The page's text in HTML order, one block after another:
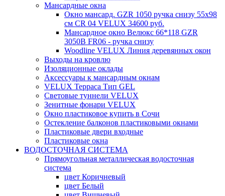
Мансардные окна
Окно мансард. GZR 1050 ручка снизу 55х98
см CR 04 VELUX 34600 руб.
Мансардное окно Велюкс 66*118 GZR
3050B FR06 - ручка снизу
Woodline VELUX Линия деревянных окон
Выходы на кровлю
Изоляционные оклады
Аксессуары к мансардным окнам
VELUX Терраса Тип GEL
Световые туннели VELUX
Зенитные фонари VELUX
Окно пластиковое купить в Сочи
Остекление балконов пластиковыми окнами
Пластиковые двери входные
Пластиковые окна
ВОДОСТОЧНАЯ СИСТЕМА
Прямоугольная металлическая водосточная
система
цвет Коричневый
цвет Белый